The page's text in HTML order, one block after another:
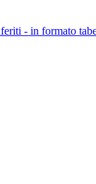
- in formato